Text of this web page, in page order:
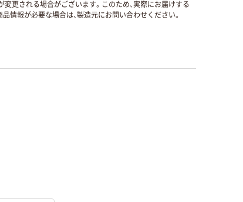
変更される場合がございます。このため、実際にお届けする
情報が必要な場合は、製造元にお問い合わせください。